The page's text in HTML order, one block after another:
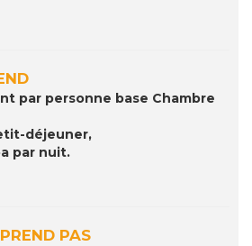
par personne base Chambre
déjeuner,
par nuit.
PAS